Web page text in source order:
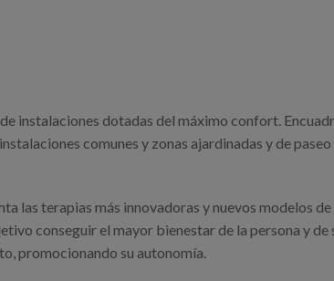
instalaciones dotadas del máximo confort.
comunes y zonas ajardinadas y de paseo
las terapias más innovadoras y nuevos modelos
conseguir el mayor bienestar de la persona y de
promocionando su autonomía.